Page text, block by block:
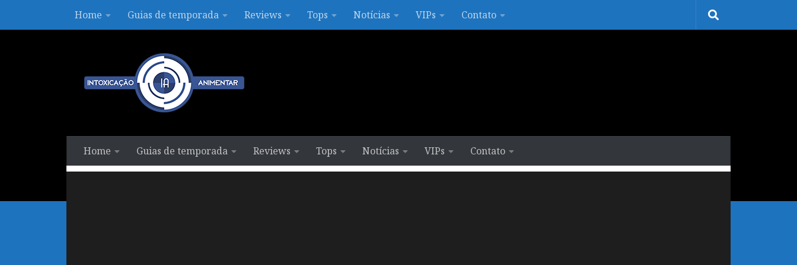
Skip to contentHome Guias de temporada Reviews Tops Notícias VIPs Contato
Home Guias de temporada Reviews Tops Notícias VIPs Contato